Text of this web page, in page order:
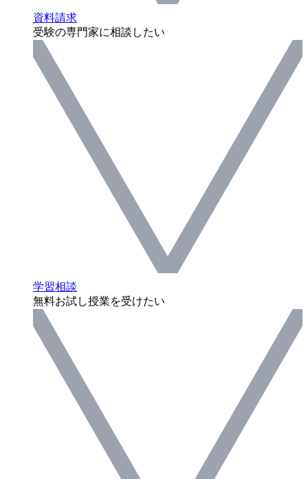
資料請求
受験の専門家に相談したい
学習相談
無料お試し授業を受けたい